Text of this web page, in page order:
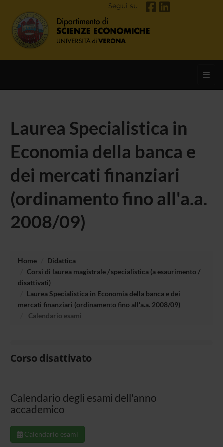
Segui su
Laurea Specialistica in
Economia della banca e
dei mercati finanziari
(ordinamento fino all'a.a.
2008/09)
Home
Didattica
Corsi di laurea magistrale / specialistica (a esaurimento /
disattivati)
Laurea Specialistica in Economia della banca e dei
mercati finanziari (ordinamento fino all'a.a. 2008/09)
Calendario esami
Corso disattivato
Calendario degli esami dell'anno
accademico
Calendario esami